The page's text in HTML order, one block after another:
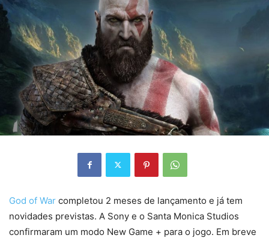
God of War completou 2 meses de lançamento e já tem
novidades previstas. A Sony e o Santa Monica Studios
confirmaram um modo New Game + para o jogo. Em breve